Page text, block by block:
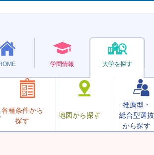
学問情報 大学を探す
各種条件から
探す
地図から探す
推薦型・
総合型選抜
から探す